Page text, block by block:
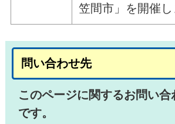
笠間市」を開催し
問い合わせ先
このページに関するお問い合
です。